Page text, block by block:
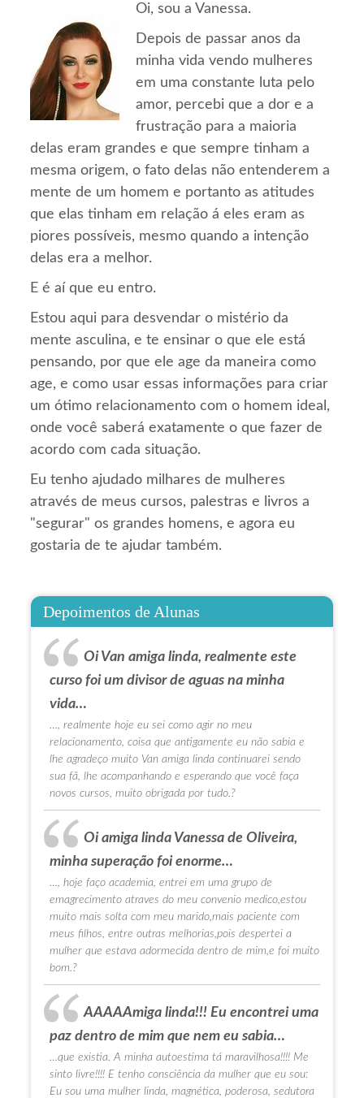
Oi, sou a Vanessa.
Depois de passar anos da
minha vida vendo mulheres
em uma constante luta pelo
amor, percebi que a dor e a
frustração para a maioria
delas eram grandes e que sempre tinham a
mesma origem, o fato delas não entenderem a
mente de um homem e portanto as atitudes
que elas tinham em relação á eles eram as
piores possíveis, mesmo quando a intenção
delas era a melhor.
E é aí que eu entro.
Estou aqui para desvendar o mistério da
mente asculina, e te ensinar o que ele está
pensando, por que ele age da maneira como
age, e como usar essas informações para criar
um ótimo relacionamento com o homem ideal,
onde você saberá exatamente o que fazer de
acordo com cada situação.
Eu tenho ajudado milhares de mulheres
através de meus cursos, palestras e livros a
"segurar" os grandes homens, e agora eu
gostaria de te ajudar também.
Depoimentos de Alunas
Oi Van amiga linda, realmente este
curso foi um divisor de aguas na minha
vida…
…, realmente hoje eu sei como agir no meu
relacionamento, coisa que antigamente eu não sabia e
lhe agradeço muito Van amiga linda continuarei sendo
sua fã, lhe acompanhando e esperando que você faça
novos cursos, muito obrigada por tudo.?
Oi amiga linda Vanessa de Oliveira,
minha superação foi enorme…
…, hoje faço academia, entrei em uma grupo de
emagrecimento atraves do meu convenio medico,estou
muito mais solta com meu marido,mais paciente com
meus filhos, entre outras melhorias,pois despertei a
mulher que estava adormecida dentro de mim,e foi muito
bom.?
AAAAAmiga linda!!! Eu encontrei uma
paz dentro de mim que nem eu sabia…
…que existia. A minha autoestima tá maravilhosa!!!! Me
sinto livre!!!! E tenho consciência da mulher que eu sou:
Eu sou uma mulher linda, magnética, poderosa, sedutora